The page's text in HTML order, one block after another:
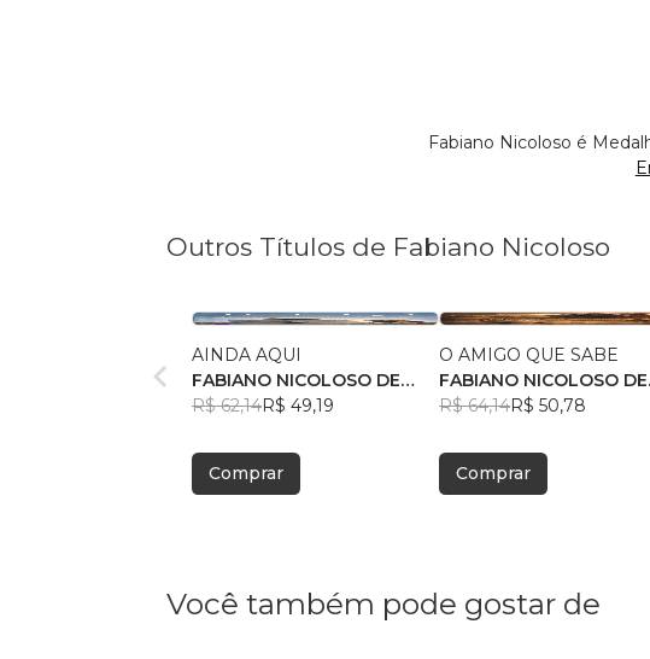
Fabiano Nicoloso é
Outros Títulos de Fabiano Nicoloso
AINDA AQUI
FABIANO NICOLOSO DE
SOUZA
R$ 62,14R$ 49,19
Comprar
O AMIGO QUE SABE
FABIANO NICOLOSO DE
SOUZA
R$ 64,14R$ 50,78
Comprar
Você também pode gostar de